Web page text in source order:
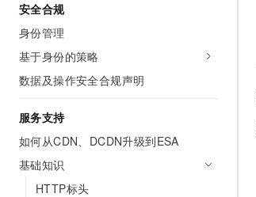
安全合规
身份管理
基于身份的策略
数据及操作安全合规声明
服务支持
如何从CDN、DCDN升级到ESA
基础知识
HTTP标头